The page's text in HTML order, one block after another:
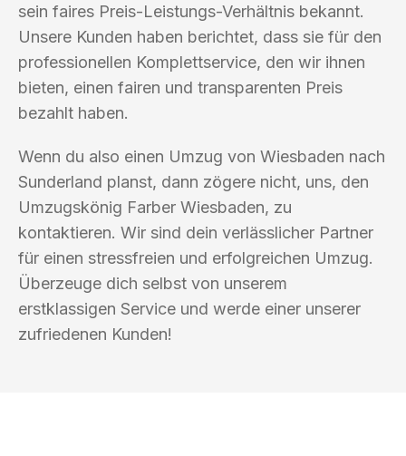
sein faires Preis-Leistungs-Verhältnis bekannt.
Unsere Kunden haben berichtet, dass sie für den
professionellen Komplettservice, den wir ihnen
bieten, einen fairen und transparenten Preis
bezahlt haben.
Wenn du also einen Umzug von Wiesbaden nach
Sunderland planst, dann zögere nicht, uns, den
Umzugskönig Farber Wiesbaden, zu
kontaktieren. Wir sind dein verlässlicher Partner
für einen stressfreien und erfolgreichen Umzug.
Überzeuge dich selbst von unserem
erstklassigen Service und werde einer unserer
zufriedenen Kunden!